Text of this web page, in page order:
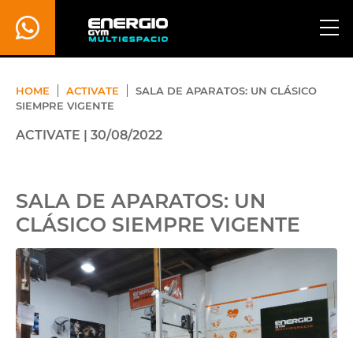
HOME ACTIVATE
SALA DE APARATOS: UN CLÁSICO
SIEMPRE VIGENTE
ACTIVATE | 30/08/2022
SALA DE APARATOS: UN
CLÁSICO SIEMPRE VIGENTE